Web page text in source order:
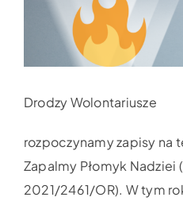
Drodzy Wolontariusze
rozpoczynamy zapisy na
Zapalmy Płomyk Nadziei
2021/2461/OR). W tym